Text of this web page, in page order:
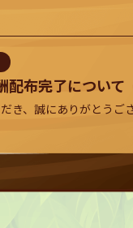
配布完了について
き、誠にありがとうご